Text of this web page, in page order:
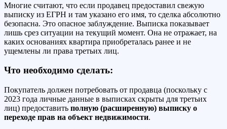
Многие считают, что если продавец предоставил свежую
выписку из ЕГРН и там указано его имя, то сделка абсолютно
безопасна. Это опасное заблуждение. Выписка показывает
лишь срез ситуации на текущий момент. Она не отражает, на
каких основаниях квартира приобреталась ранее и не
ущемлены ли права третьих лиц.
Что необходимо сделать:
Покупатель должен потребовать от продавца (поскольку с
2023 года личные данные в выписках скрыты для третьих
лиц) предоставить полную (расширенную) выписку о
переходе прав на объект недвижимости.